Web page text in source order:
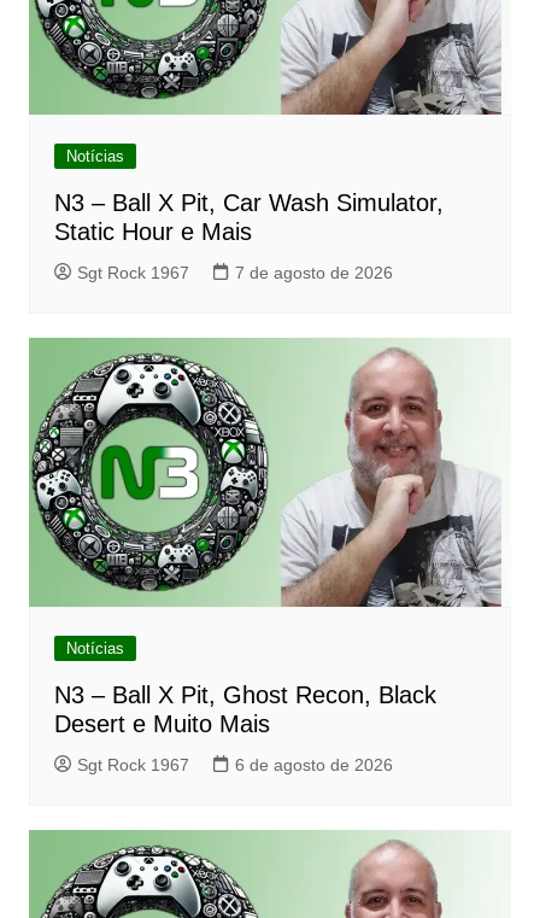
Notícias
N3 – Ball X Pit, Car Wash Simulator,
Static Hour e Mais
Sgt Rock 1967 7 de agosto de 2026
Notícias
N3 – Ball X Pit, Ghost Recon, Black
Desert e Muito Mais
Sgt Rock 1967 6 de agosto de 2026